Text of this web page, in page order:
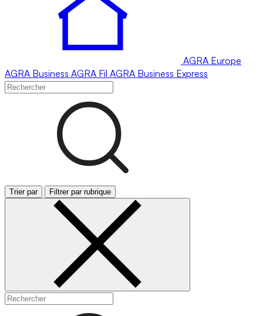
AGRA Europe
AGRA Business AGRA Fil AGRA Business Express
Trier par Filtrer par rubrique